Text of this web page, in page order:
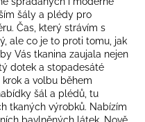
šály a plédy pro
Čas, který strávím s
ale co je to proti tomu, jak
Vás tkanina zaujala nejen
dotek a stopadesáté
krok a volbu během
šál a plédů, tu
tkaných výrobků. Nabízím